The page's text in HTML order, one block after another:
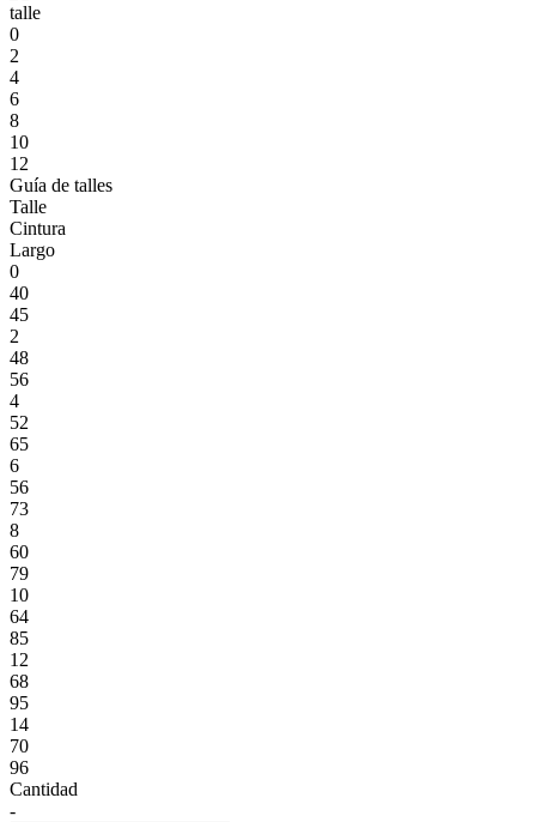
talle
0
2
4
6
8
10
12
Guía de talles
Talle
Cintura
Largo
0
40
45
2
48
56
4
52
65
6
56
73
8
60
79
10
64
85
12
68
95
14
70
96
Cantidad
-